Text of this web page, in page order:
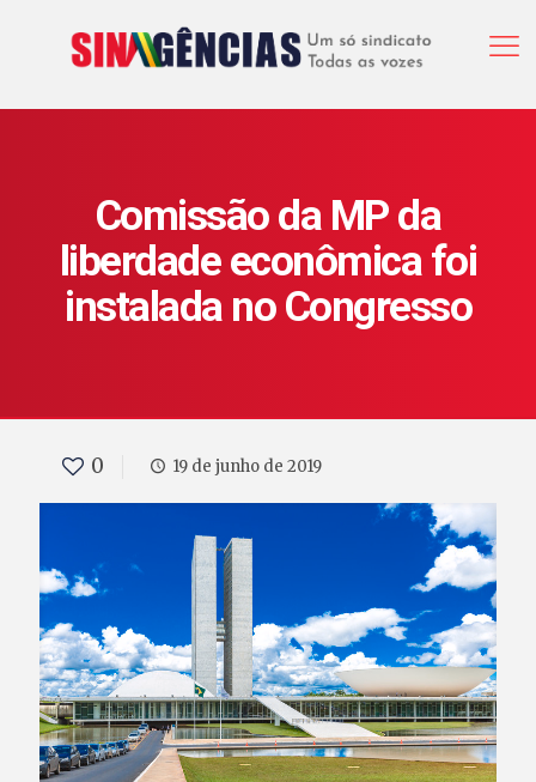
Comissão da MP da
liberdade econômica foi
instalada no Congresso
0 19 de junho de 2019